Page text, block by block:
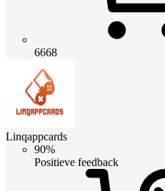
6668
Linqappcards
90%
Positieve feedback